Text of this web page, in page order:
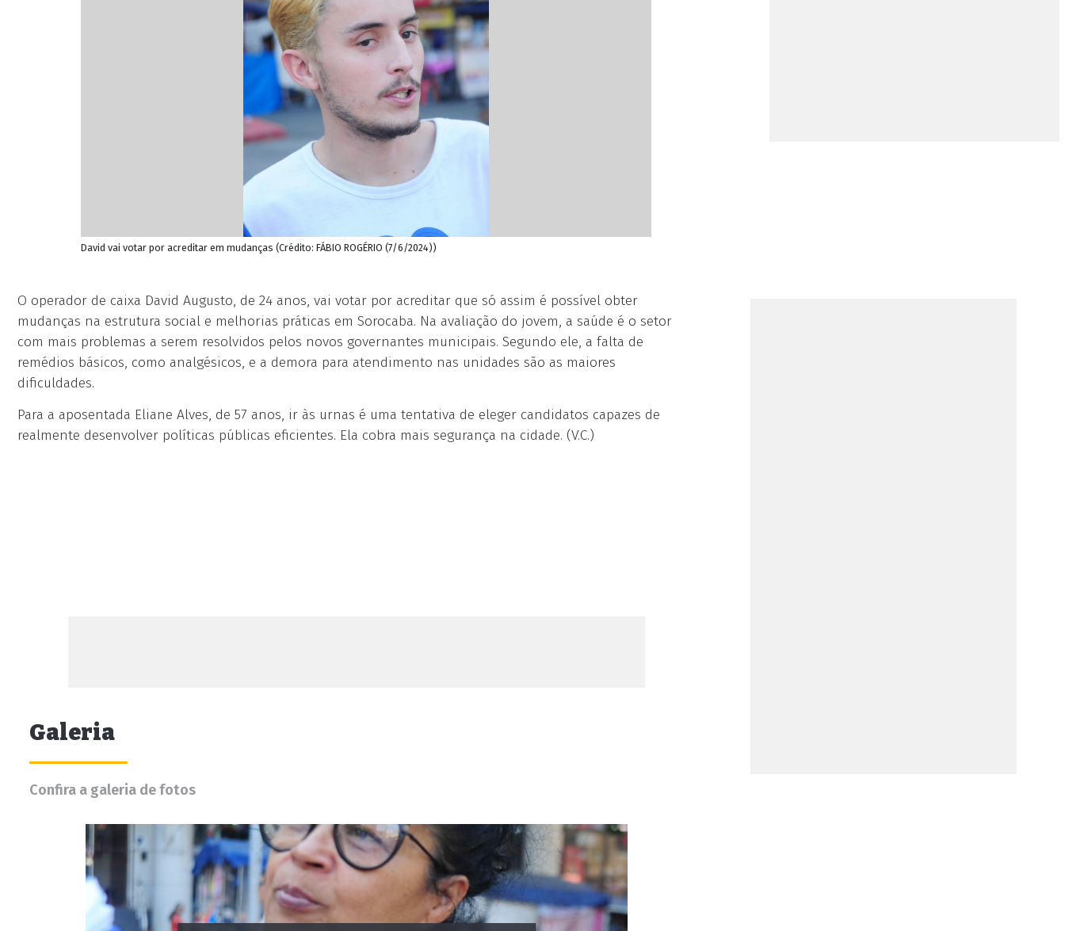
David vai votar por acreditar em mudanças (Crédito: FÁBIO ROGÉRIO (7/6/2024))
O operador de caixa David Augusto, de 24 anos, vai votar por acreditar que só assim é possível obter
mudanças na estrutura social e melhorias práticas em Sorocaba. Na avaliação do jovem, a saúde é o setor
com mais problemas a serem resolvidos pelos novos governantes municipais. Segundo ele, a falta de
remédios básicos, como analgésicos, e a demora para atendimento nas unidades são as maiores
dificuldades.
Para a aposentada Eliane Alves, de 57 anos, ir às urnas é uma tentativa de eleger candidatos capazes de
realmente desenvolver políticas públicas eficientes. Ela cobra mais segurança na cidade. (V.C.)
Galeria
Confira a galeria de fotos